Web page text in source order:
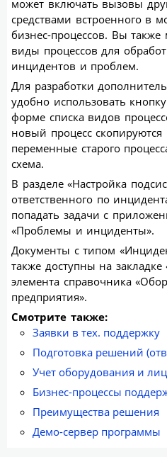
может включать вызовы
средствами встроенного в
бизнес-процессов. Вы также
виды процессов для
инцидентов и проблем.
Для разработки
удобно использовать
форме списка видов
новый процесс
переменные старого
схема.
В разделе «Настройка
ответственного по
попадать задачи с
«Проблемы и инциденты».
Документы с типом
также доступны на
элемента справочника
предприятия».
Смотрите также:
Заявки в тех. поддержку
Подготовка решений
Учет оборудования и
Бизнес-процессы
Преимущества решения
Демо-сервер программы